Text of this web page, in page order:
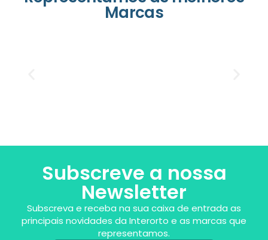
Marcas
Subscreve a nossa
Newsletter
Subscreva e receba na sua caixa de entrada as
principais novidades da Interorto e as marcas que
representamos.